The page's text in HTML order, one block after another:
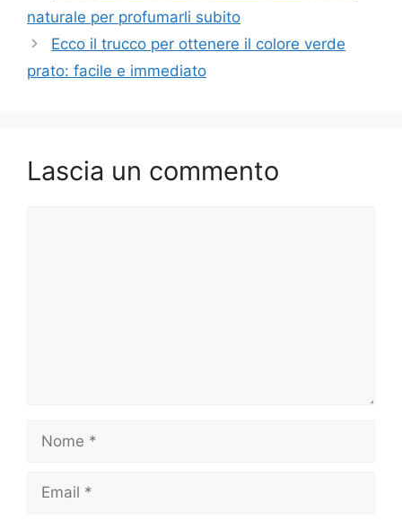
naturale per profumarli subito
Ecco il trucco per ottenere il colore verde
prato: facile e immediato
Lascia un commento